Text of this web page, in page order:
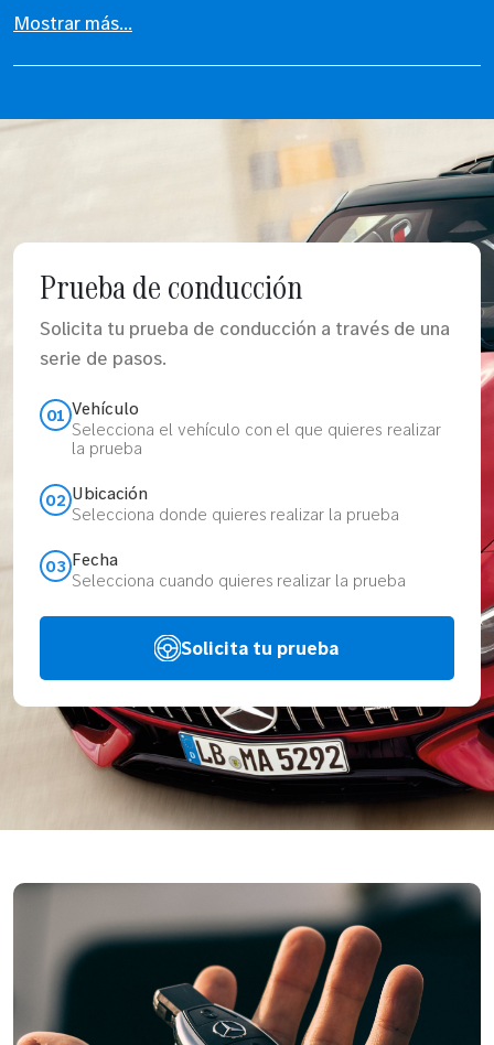
Mostrar más...
Prueba de conducción
Solicita tu prueba de conducción a través de una
serie de pasos.
01 Vehículo
Selecciona el vehículo con el que quieres realizar
la prueba
02 Ubicación
Selecciona donde quieres realizar la prueba
03 Fecha
Selecciona cuando quieres realizar la prueba
Solicita tu prueba